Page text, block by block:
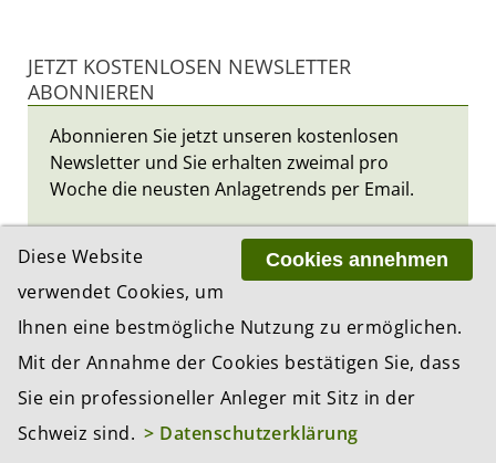
JETZT KOSTENLOSEN NEWSLETTER
ABONNIEREN
Abonnieren Sie jetzt unseren kostenlosen
Newsletter und Sie erhalten zweimal pro
Woche die neusten Anlagetrends per Email.
Vorname *
Nachname*
E-Mail*
Cookies annehmen
Diese Website
verwendet Cookies, um
Ihnen eine bestmögliche Nutzung zu ermöglichen.
Mit der Annahme der Cookies bestätigen Sie, dass
Sie ein professioneller Anleger mit Sitz in der
Schweiz sind. > Datenschutzerklärung